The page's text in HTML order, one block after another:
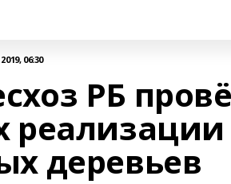
06:30
РБ
деревьев